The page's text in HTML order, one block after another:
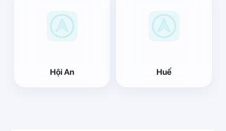
Hội An Huế